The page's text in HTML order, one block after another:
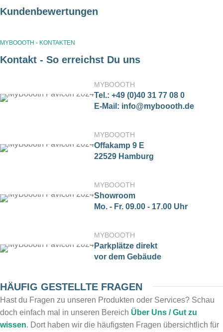
Kundenbewertungen
MYBOOOTH - KONTAKTEN
Kontakt - So erreichst Du uns
MYBOOOTH
Tel.: +49 (0)40 31 77 08 0
E-Mail: info@myboooth.de
MYBOOOTH
Offakamp 9 E
22529 Hamburg
MYBOOOTH
Showroom
Mo. - Fr. 09.00 - 17.00 Uhr
MYBOOOTH
Parkplätze direkt
vor dem Gebäude
HÄUFIG GESTELLTE FRAGEN
Hast du Fragen zu unseren Produkten oder Services? Schau
doch einfach mal in unseren Bereich Über Uns / Gut zu
wissen. Dort haben wir die häufigsten Fragen übersichtlich für